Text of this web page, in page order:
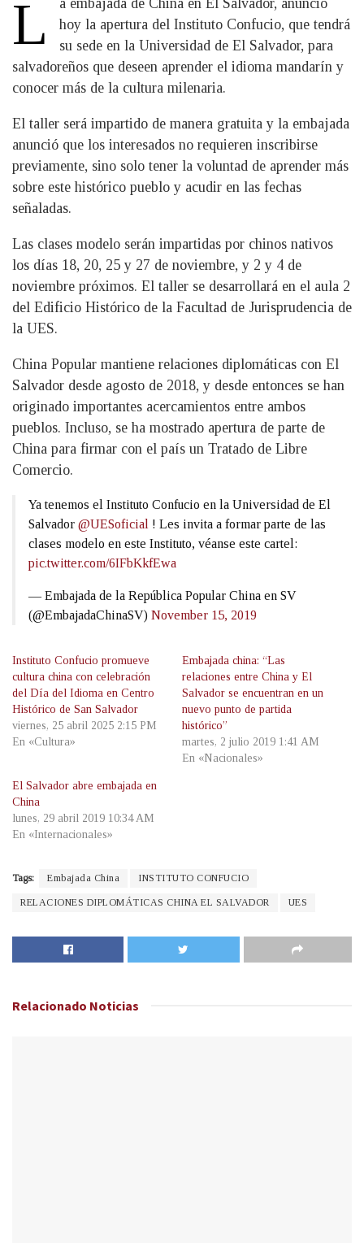
L
a embajada de China en El Salvador, anunció
hoy la apertura del Instituto Confucio, que tendrá
su sede en la Universidad de El Salvador, para
salvadoreños que deseen aprender el idioma mandarín y
conocer más de la cultura milenaria.
El taller será impartido de manera gratuita y la embajada
anunció que los interesados no requieren inscribirse
previamente, sino solo tener la voluntad de aprender más
sobre este histórico pueblo y acudir en las fechas
señaladas.
Las clases modelo serán impartidas por chinos nativos
los días 18, 20, 25 y 27 de noviembre, y 2 y 4 de
noviembre próximos. El taller se desarrollará en el aula 2
del Edificio Histórico de la Facultad de Jurisprudencia de
la UES.
China Popular mantiene relaciones diplomáticas con El
Salvador desde agosto de 2018, y desde entonces se han
originado importantes acercamientos entre ambos
pueblos. Incluso, se ha mostrado apertura de parte de
China para firmar con el país un Tratado de Libre
Comercio.
Ya tenemos el Instituto Confucio en la Universidad de El
Salvador @UESoficial ! Les invita a formar parte de las
clases modelo en este Instituto, véanse este cartel:
pic.twitter.com/6IFbKkfEwa
— Embajada de la República Popular China en SV
(@EmbajadaChinaSV) November 15, 2019
Instituto Confucio promueve
cultura china con celebración
del Día del Idioma en Centro
Histórico de San Salvador
viernes, 25 abril 2025 2:15 PM
En «Cultura»
Embajada china: “Las
relaciones entre China y El
Salvador se encuentran en un
nuevo punto de partida
histórico”
martes, 2 julio 2019 1:41 AM
En «Nacionales»
El Salvador abre embajada en
China
lunes, 29 abril 2019 10:34 AM
En «Internacionales»
Tags: Embajada China INSTITUTO CONFUCIO
RELACIONES DIPLOMÁTICAS CHINA EL SALVADOR UES
Relacionado Noticias